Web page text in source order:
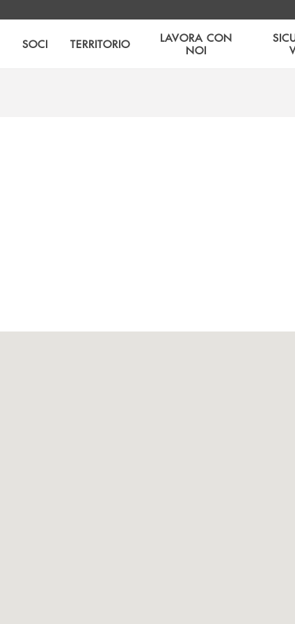
SOCI TERRITORIO
LAVORA CON
NOI